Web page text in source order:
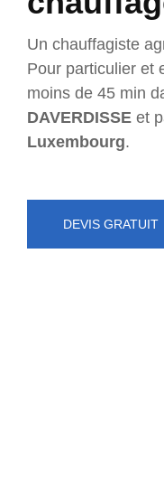
Un chauffagiste
Pour particulier et
moins de 45 min
DAVERDISSE et
Luxembourg.
DEVIS GRATUIT